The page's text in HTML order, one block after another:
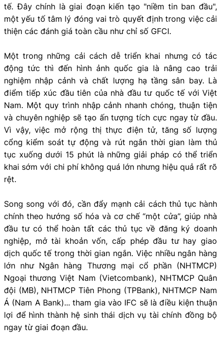
tế. Đây chính là giai đoạn kiến tạo "niềm tin ban đầu",
một yếu tố tâm lý đóng vai trò quyết định trong việc cải
thiện các đánh giá toàn cầu như chỉ số GFCI.
Một trong những cải cách dễ triển khai nhưng có tác
động tức thì đến hình ảnh quốc gia là nâng cao trải
nghiệm nhập cảnh và chất lượng hạ tầng sân bay. Là
điểm tiếp xúc đầu tiên của nhà đầu tư quốc tế với Việt
Nam. Một quy trình nhập cảnh nhanh chóng, thuận tiện
và chuyên nghiệp sẽ tạo ấn tượng tích cực ngay từ đầu.
Vì vậy, việc mở rộng thị thực điện tử, tăng số lượng
cổng kiểm soát tự động và rút ngắn thời gian làm thủ
tục xuống dưới 15 phút là những giải pháp có thể triển
khai sớm với chi phí không quá lớn nhưng hiệu quả rất rõ
rệt.
Song song với đó, cần đẩy mạnh cải cách thủ tục hành
chính theo hướng số hóa và cơ chế “một cửa”, giúp nhà
đầu tư có thể hoàn tất các thủ tục về đăng ký doanh
nghiệp, mở tài khoản vốn, cấp phép đầu tư hay giao
dịch quốc tế trong thời gian ngắn. Việc nhiều ngân hàng
lớn như Ngân hàng Thương mại cổ phần (NHTMCP)
Ngoại thương Việt Nam (Vietcombank), NHTMCP Quân
đội (MB), NHTMCP Tiên Phong (TPBank), NHTMCP Nam
Á (Nam A Bank)... tham gia vào IFC sẽ là điều kiện thuận
lợi để hình thành hệ sinh thái dịch vụ tài chính đồng bộ
ngay từ giai đoạn đầu.